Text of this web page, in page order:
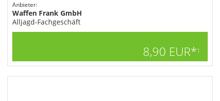
Anbieter:
Waffen Frank GmbH
Alljagd-Fachgeschäft
8,90 EUR*1